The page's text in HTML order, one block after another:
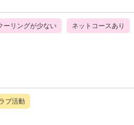
ーリングが少ない ネットコースあり
ブ活動